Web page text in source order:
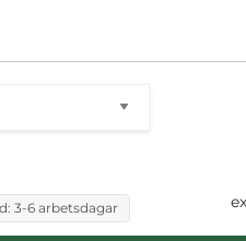
3-6 arbetsdagar